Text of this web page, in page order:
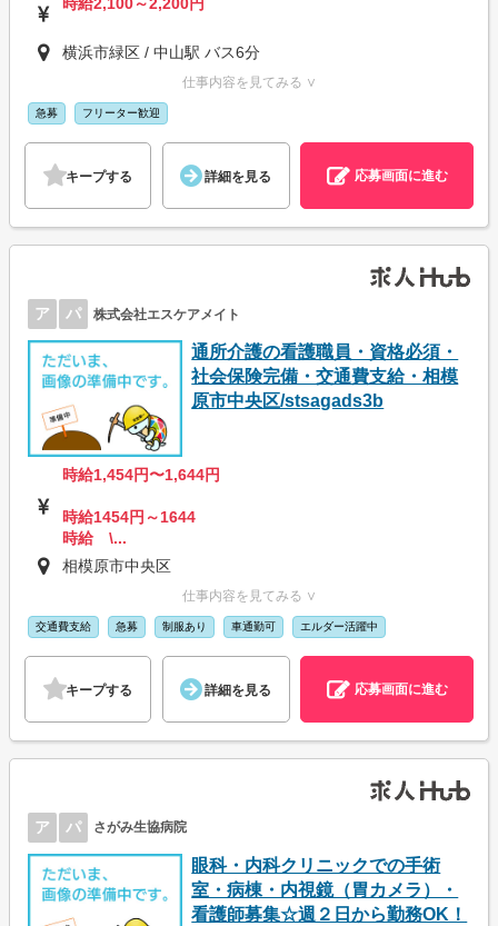
時給2,100～2,200円
横浜市緑区 / 中山駅 バス6分
仕事内容を見てみる ∨
急募 フリーター歓迎
キープする 詳細を見る 応募画面に進む
ア パ 株式会社エスケアメイト
通所介護の看護職員・資格必須・
社会保険完備・交通費支給・相模
原市中央区/stsagads3b
時給1,454円〜1,644円
時給1454円～1644
時給 \...
相模原市中央区
仕事内容を見てみる ∨
交通費支給 急募 制服あり 車通勤可 エルダー活躍中
キープする 詳細を見る 応募画面に進む
ア パ さがみ生協病院
眼科・内科クリニックでの手術
室・病棟・内視鏡（胃カメラ）・
看護師募集☆週２日から勤務OK！